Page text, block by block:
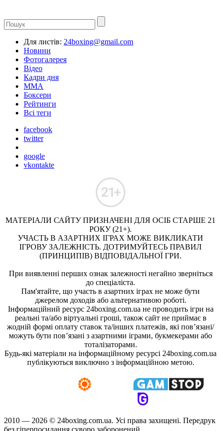
Для листів: 24boxing@gmail.com
Новини
Фотогалерея
Відео
Кадри дня
ММА
Боксери
Рейтинги
Всі теги
facebook
twitter
google
vkontakte
МАТЕРІАЛИ САЙТУ ПРИЗНАЧЕНІ ДЛЯ ОСІБ СТАРШЕ 21
РОКУ (21+).
УЧАСТЬ В АЗАРТНИХ ІГРАХ МОЖЕ ВИКЛИКАТИ
ІГРОВУ ЗАЛЕЖНІСТЬ. ДОТРИМУЙТЕСЬ ПРАВИЛ
(ПРИНЦИПІВ) ВІДПОВІДАЛЬНОЇ ГРИ.
При виявленні перших ознак залежності негайно зверніться
до спеціаліста.
Пам'ятайте, що участь в азартних іграх не може бути
джерелом доходів або альтернативою роботі.
Інформаційний ресурс 24boxing.com.ua не проводить ігри на
реальні та/або віртуальні гроші, також сайт не приймає в
жодній формі оплату ставок та/інших платежів, які пов’язані/
можуть бути пов’язані з азартними іграми, букмекерами або
тоталізаторами.
Будь-які матеріали на інформаційному ресурсі 24boxing.com.ua
публікуються виключно з інформаційною метою.
2010 — 2026 © 24boxing.com.ua. Усi права захищенi. Передрук
без гіперпосилання суворо заборонений